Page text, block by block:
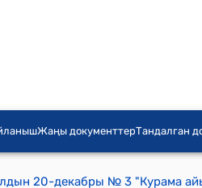
Жаңы документтерТандалган